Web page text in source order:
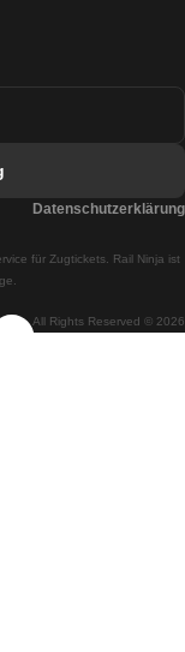
All Rights Reserved © 2026
für Zugtickets. Rail Ninja ist
Datenschutzerklärung